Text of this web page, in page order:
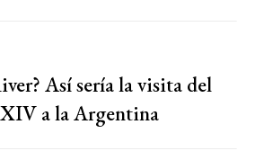
Así sería la visita del
a la Argentina